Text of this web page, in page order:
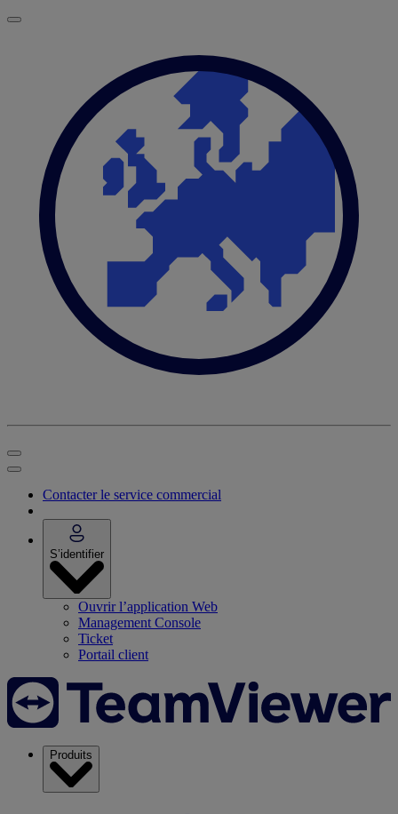
Contacter le service commercial
S’identifier
Ouvrir l’application Web
Management Console
Ticket
Portail client
Produits